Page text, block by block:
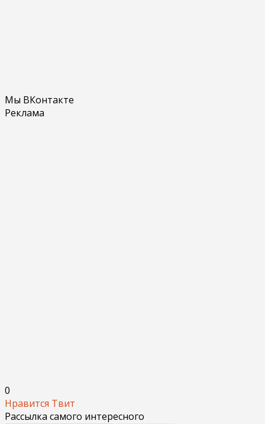
Мы ВКонтакте
Реклама
0
Нравится Твит
Рассылка самого интересного